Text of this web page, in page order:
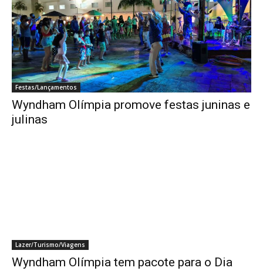
Festas/Lançamentos
Wyndham Olímpia promove festas juninas e
julinas
Lazer/Turismo/Viagens
Wyndham Olímpia tem pacote para o Dia